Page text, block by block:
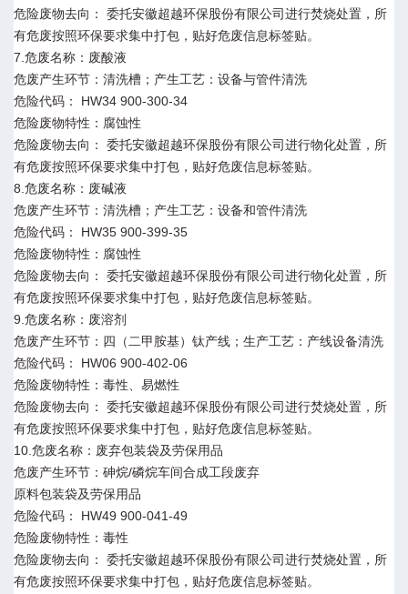
危险废物去向： 委托安徽超越环保股份有限公司进行焚烧处置，所
有危废按照环保要求集中打包，贴好危废信息标签贴。
7.危废名称：废酸液
危废产生环节：清洗槽；产生工艺：设备与管件清洗
危险代码： HW34 900-300-34
危险废物特性：腐蚀性
危险废物去向： 委托安徽超越环保股份有限公司进行物化处置，所
有危废按照环保要求集中打包，贴好危废信息标签贴。
8.危废名称：废碱液
危废产生环节：清洗槽；产生工艺：设备和管件清洗
危险代码： HW35 900-399-35
危险废物特性：腐蚀性
危险废物去向： 委托安徽超越环保股份有限公司进行物化处置，所
有危废按照环保要求集中打包，贴好危废信息标签贴。
9.危废名称：废溶剂
危废产生环节：四（二甲胺基）钛产线；生产工艺：产线设备清洗
危险代码： HW06 900-402-06
危险废物特性：毒性、易燃性
危险废物去向： 委托安徽超越环保股份有限公司进行焚烧处置，所
有危废按照环保要求集中打包，贴好危废信息标签贴。
10.危废名称：废弃包装袋及劳保用品
危废产生环节：砷烷/磷烷车间合成工段废弃
原料包装袋及劳保用品
危险代码： HW49 900-041-49
危险废物特性：毒性
危险废物去向： 委托安徽超越环保股份有限公司进行焚烧处置，所
有危废按照环保要求集中打包，贴好危废信息标签贴。